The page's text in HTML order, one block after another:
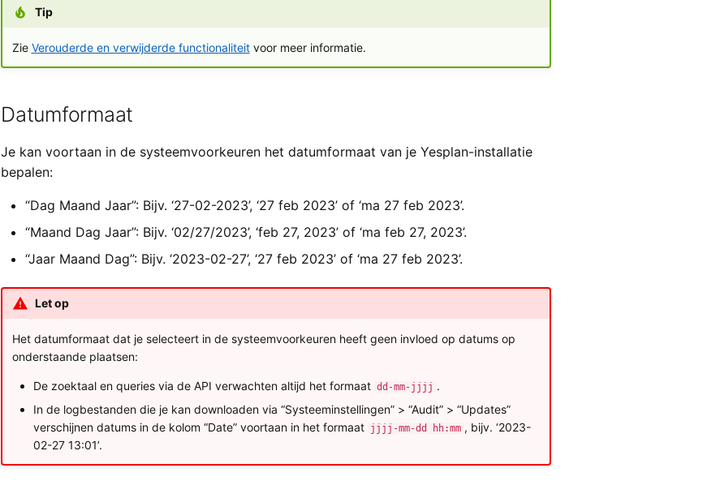
Tip
Zie Verouderde en verwijderde functionaliteitvoor meer informatie.
Datumformaat
Je kan voortaan in de systeemvoorkeuren het datumformaat van je Yesplan-installatie
bepalen:
“Dag Maand Jaar”: Bijv. ‘27-02-2023’, ‘27 feb 2023’ of ‘ma 27 feb 2023’.
“Maand Dag Jaar”: Bijv. ‘02/27/2023’, ‘feb 27, 2023’ of ‘ma feb 27, 2023’.
“Jaar Maand Dag”: Bijv. ‘2023-02-27’, ‘27 feb 2023’ of ‘ma 27 feb 2023’.
Let op
Het datumformaat dat je selecteert in de systeemvoorkeuren heeft geen invloed op datums op
onderstaande plaatsen:
De zoektaal en queries via de API verwachten altijd het formaat dd-mm-jjjj .
In de logbestanden die je kan downloaden via “Systeeminstellingen” > “Audit” > “Updates”
verschijnen datums in de kolom “Date” voortaan in het formaat jjjj-mm-dd hh:mm , bijv. ‘2023-
02-27 13:01’.